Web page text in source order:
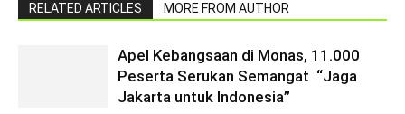
RELATED ARTICLES MORE FROM AUTHOR
Apel Kebangsaan di Monas, 11.000
Peserta Serukan Semangat “Jaga
Jakarta untuk Indonesia”